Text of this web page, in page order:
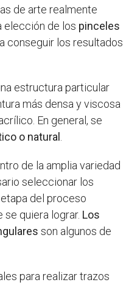
de arte realmente
elección de los pinceles
conseguir los resultados
estructura particular
más densa y viscosa
En general, se
o natural
de la amplia variedad
seleccionar los
del proceso
quiera lograr. Los
son algunos de
para realizar trazos